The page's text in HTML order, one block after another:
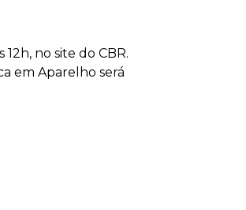
no site do CBR.
em Aparelho será